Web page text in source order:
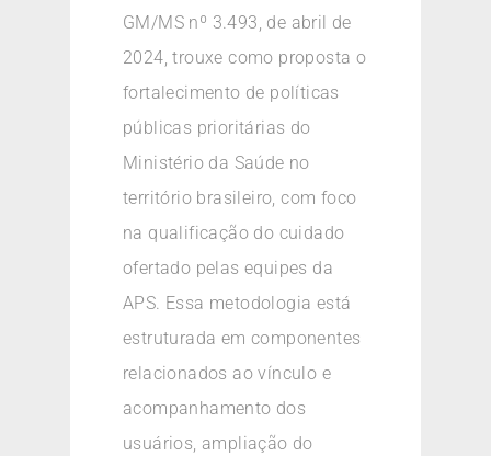
GM/MS nº 3.493, de abril de
2024, trouxe como proposta o
fortalecimento de políticas
públicas prioritárias do
Ministério da Saúde no
território brasileiro, com foco
na qualificação do cuidado
ofertado pelas equipes da
APS. Essa metodologia está
estruturada em componentes
relacionados ao vínculo e
acompanhamento dos
usuários, ampliação do